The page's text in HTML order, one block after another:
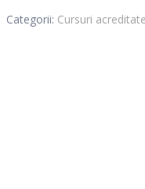
Categorii: Cursuri